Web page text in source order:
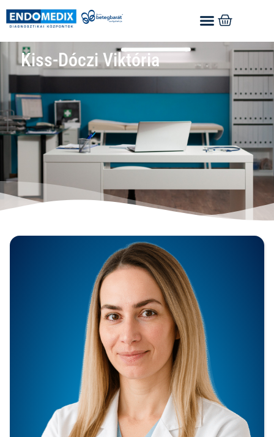
Kiss-Dóczi Viktória